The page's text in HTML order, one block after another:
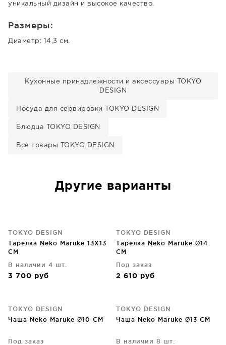
уникальный дизайн и высокое качество.
Размеры:
Диаметр: 14,3 см.
Кухонные принадлежности и аксессуары TOKYO
DESIGN
Посуда для сервировки TOKYO DESIGN
Блюдца TOKYO DESIGN
Все товары TOKYO DESIGN
Другие варианты
TOKYO DESIGN
Тарелка Neko Maruke 13X13
CM
В наличии 4 шт.
3 700 руб
TOKYO DESIGN
Тарелка Neko Maruke Ø14
CM
Под заказ
2 610 руб
TOKYO DESIGN
Чаша Neko Maruke Ø10 CM
Под заказ
TOKYO DESIGN
Чаша Neko Maruke Ø13 CM
В наличии 8 шт.